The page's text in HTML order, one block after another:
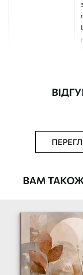
Додатково
Яскраві, насичені
Стійкість до
✓Безпечне чорнило
✗Поверхня з
✗Екологічний
ВАМ